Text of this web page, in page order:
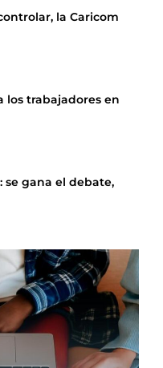
la Caricom
los trabajadores en
gana el debate,